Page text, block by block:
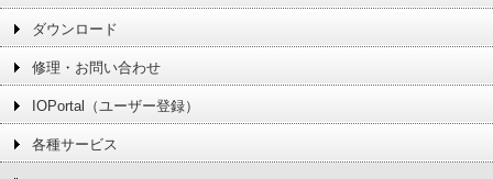
ダウンロード
修理・お問い合わせ
IOPortal（ユーザー登録）
各種サービス